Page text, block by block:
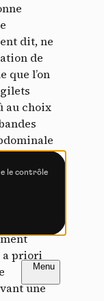
dit, ne
de
que l’on
au choix
a priori
une
d'enrichir
sa
peut déposer
le contrôle